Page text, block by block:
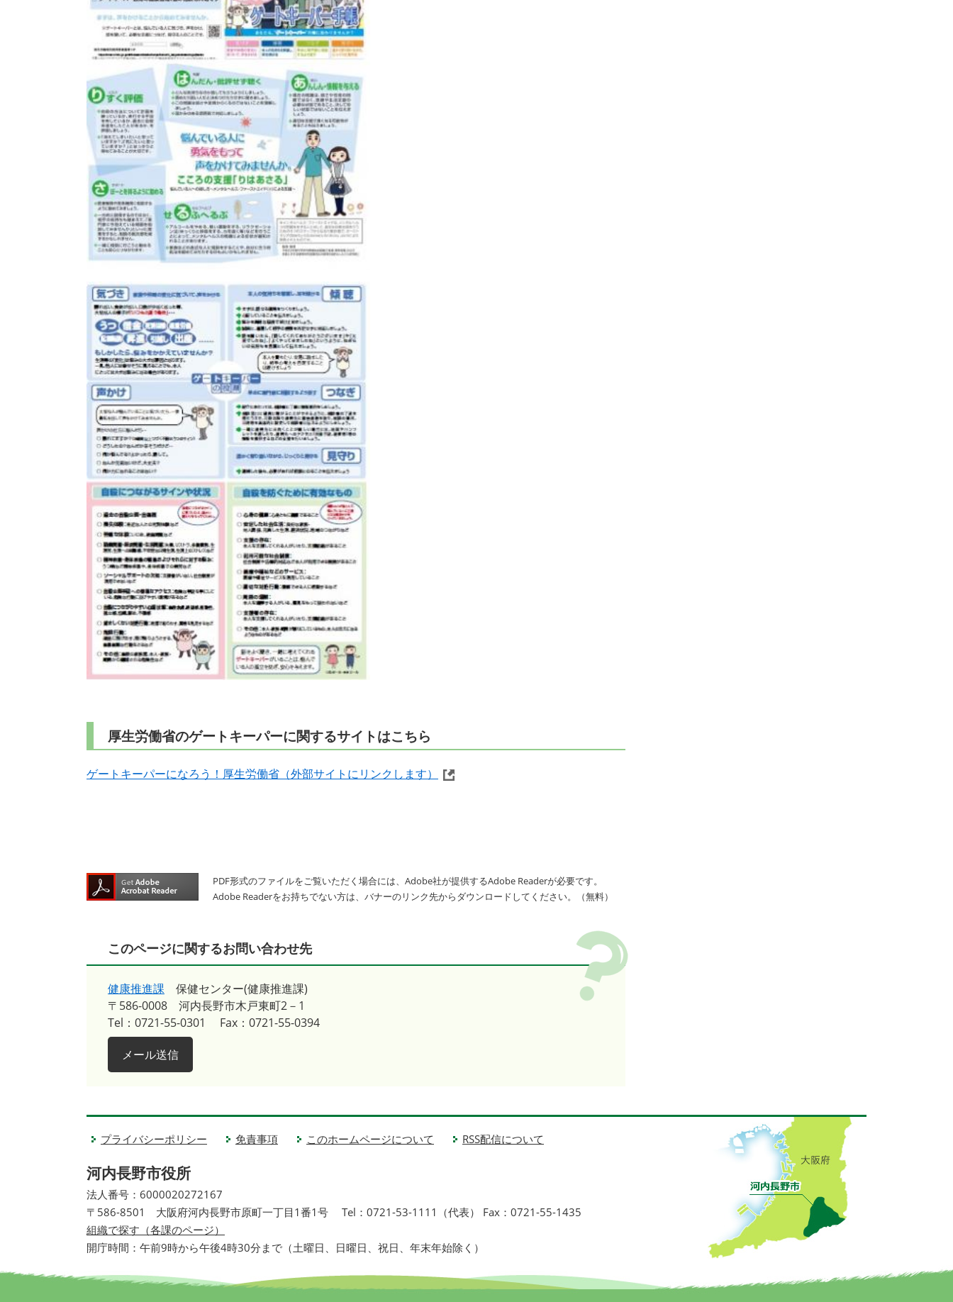
​​厚生労働省のゲートキーパーに関するサイトはこちら
ゲートキーパーになろう！厚生労働省（外部サイトにリンクします）
PDF形式のファイルをご覧いただく場合には、Adobe社が提供するAdobe Readerが必要です。
Adobe Readerをお持ちでない方は、バナーのリンク先からダウンロードしてください。（無料）
このページに関するお問い合わせ先
健康推進課
保健センター(健康推進課)
〒586-0008
河内長野市木戸東町2－1
Tel：0721-55-0301
Fax：0721-55-0394
メール送信
プライバシーポリシー 免責事項 このホームページについて RSS配信について
河内長野市役所
法人番号：6000020272167
〒586-8501 大阪府河内長野市原町一丁目1番1号
Tel：0721-53-1111（代表） Fax：0721-55-1435
組織で探す（各課のページ）
開庁時間：午前9時から午後4時30分まで（土曜日、日曜日、祝日、年末年始除く）